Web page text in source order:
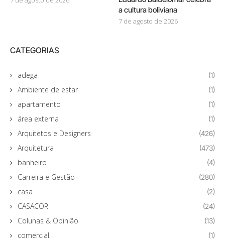
a cultura boliviana
7 de agosto de 2026
CATEGORIAS
adega (1)
Ambiente de estar (1)
apartamento (1)
área externa (1)
Arquitetos e Designers (426)
Arquitetura (473)
banheiro (4)
Carreira e Gestão (280)
casa (2)
CASACOR (24)
Colunas & Opinião (13)
comercial (1)